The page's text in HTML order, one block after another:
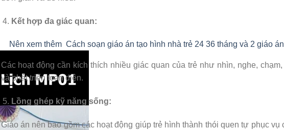
Kết hợp đa giác quan:
Nên xem thêm Cách soạn giáo án tạo hình nhà trẻ 24 36 tháng và 2 giáo
Các hoạt động cần kích thích nhiều giác quan của trẻ như nhìn, nghe,
và phát triển toàn diện.
Lồng ghép kỹ năng sống:
Giáo án nên bao gồm các hoạt động giúp trẻ hình thành thói quen tự phục